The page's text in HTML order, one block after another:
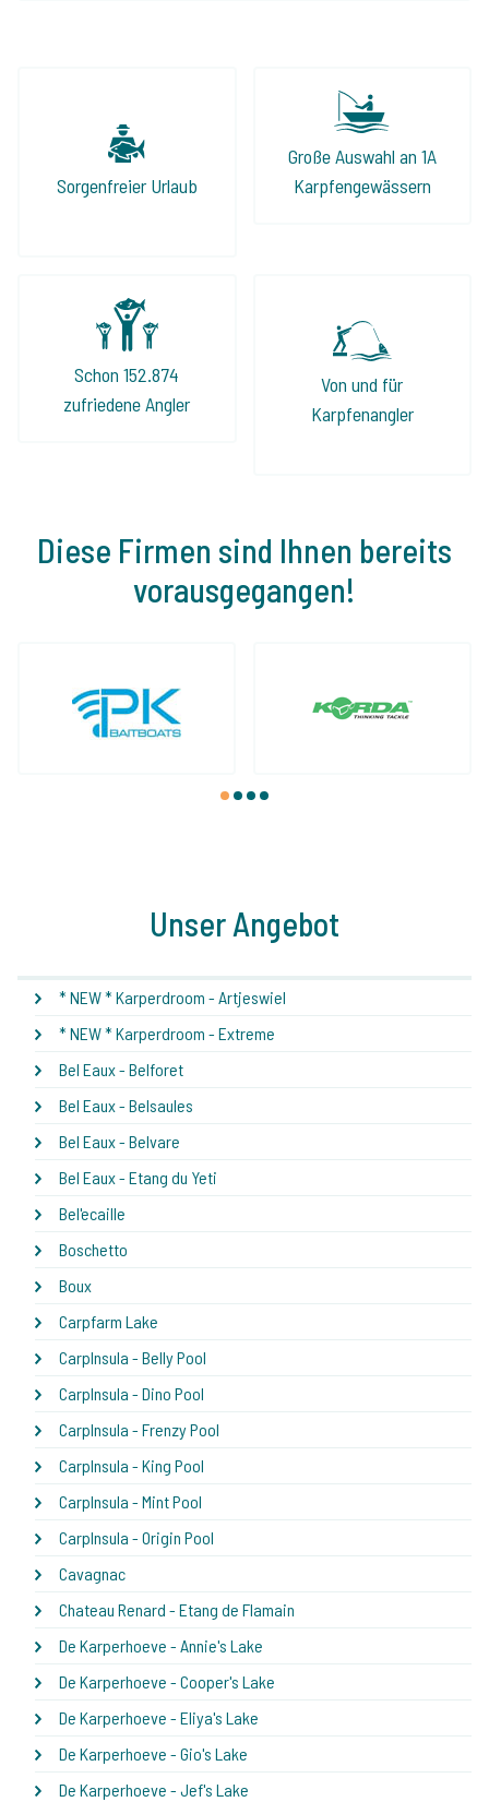
Sorgenfreier Urlaub
Große Auswahl an 1A
Karpfengewässern
Schon 152.874
zufriedene Angler
Von und für
Karpfenangler
Diese Firmen sind Ihnen bereits
vorausgegangen!
1 2 3 4
Unser Angebot
* NEW * Karperdroom - Artjeswiel
* NEW * Karperdroom - Extreme
Bel Eaux - Belforet
Bel Eaux - Belsaules
Bel Eaux - Belvare
Bel Eaux - Etang du Yeti
Bel'ecaille
Boschetto
Boux
Carpfarm Lake
CarpInsula - Belly Pool
CarpInsula - Dino Pool
CarpInsula - Frenzy Pool
CarpInsula - King Pool
CarpInsula - Mint Pool
CarpInsula - Origin Pool
Cavagnac
Chateau Renard - Etang de Flamain
De Karperhoeve - Annie's Lake
De Karperhoeve - Cooper's Lake
De Karperhoeve - Eliya's Lake
De Karperhoeve - Gio's Lake
De Karperhoeve - Jef's Lake